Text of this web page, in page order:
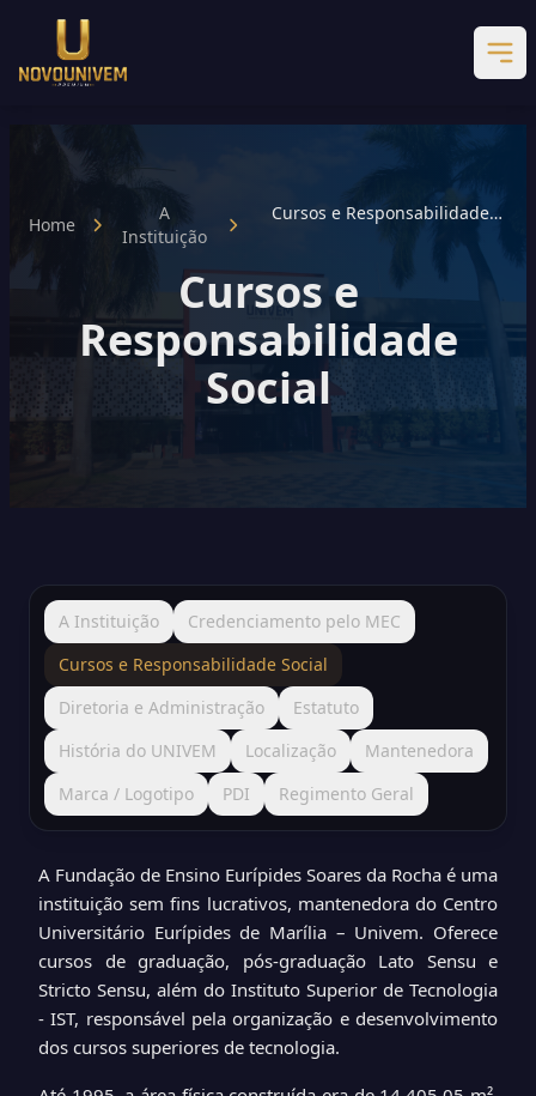
Home
A
Instituição
Cursos e Responsabilidade
Cursos e
Responsabilidade
Social
A Instituição
Credenciamento pelo MEC
Cursos e Responsabilidade Social
Diretoria e Administração
Estatuto
História do UNIVEM
Localização
Mantenedora
Marca / Logotipo
PDI Regimento Geral
A Fundação de Ensino Eurípides Soares da Rocha é uma
instituição sem fins lucrativos, mantenedora do Centro
Universitário Eurípides de Marília – Univem. Oferece
cursos de graduação, pós-graduação Lato Sensu e
Stricto Sensu, além do Instituto Superior de Tecnologia
- IST, responsável pela organização e desenvolvimento
dos cursos superiores de tecnologia.